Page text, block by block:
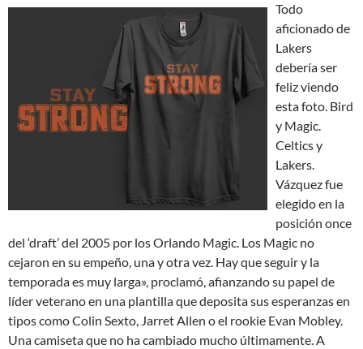
Todo
aficionado de
Lakers
debería ser
feliz viendo
esta foto. Bird
y Magic.
Celtics y
Lakers.
Vázquez fue
elegido en la
posición once
del ‘draft’ del 2005 por los Orlando Magic. Los Magic no
cejaron en su empeño, una y otra vez. Hay que seguir y la
temporada es muy larga», proclamó, afianzando su papel de
líder veterano en una plantilla que deposita sus esperanzas en
tipos como Colin Sexto, Jarret Allen o el rookie Evan Mobley.
Una camiseta que no ha cambiado mucho últimamente. A